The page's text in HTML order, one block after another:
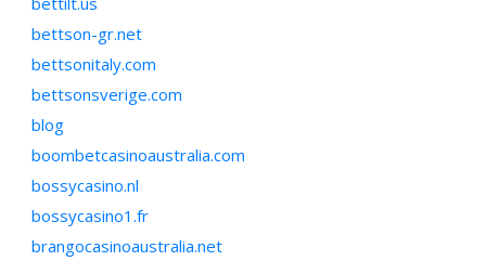
bettson-gr.net
bettsonitaly.com
bettsonsverige.com
blog
boombetcasinoaustralia.com
bossycasino.nl
bossycasino1.fr
brangocasinoaustralia.net